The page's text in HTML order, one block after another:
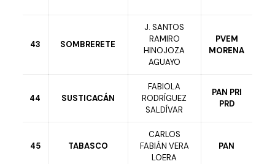
43 SOMBRERETE
J. SANTOS
RAMIRO
HINOJOZA
AGUAYO
PVEM
MORENA
44 SUSTICACÁN
FABIOLA
RODRÍGUEZ
SALDÍVAR
PAN PRI
PRD
45 TABASCO
CARLOS
FABIÁN VERA
LOERA
PAN